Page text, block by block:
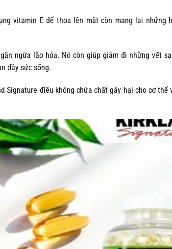
vitamin E để thoa lên mặt còn mang lại những
ngừa lão hóa. Nó còn giúp giảm đi những vết
đầy sức sống.
Signature điều không chứa chất gây hại cho cơ thể